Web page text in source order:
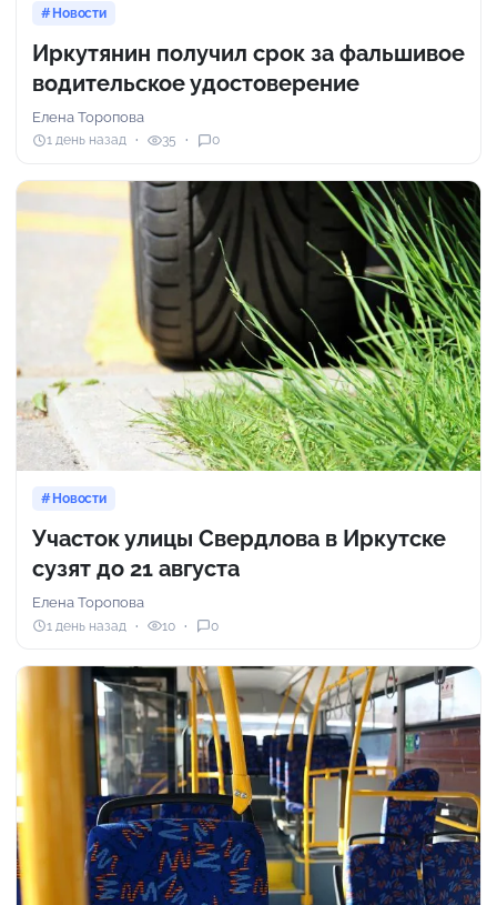
Новости
Иркутянин получил срок за фальшивое
водительское удостоверение
Елена Торопова
1 день назад 35 0
Новости
Участок улицы Свердлова в Иркутске
сузят до 21 августа
Елена Торопова
1 день назад 10 0